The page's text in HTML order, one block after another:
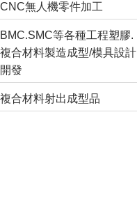
CNC無人機零件加工
BMC.SMC等各種工程塑膠.
複合材料製造成型/模具設計
開發
複合材料射出成型品